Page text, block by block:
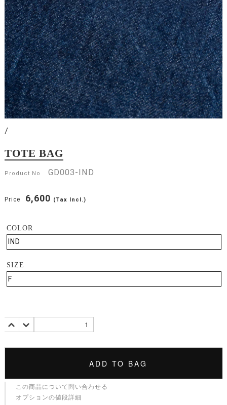
/
TOTE BAG
Product No GD003-IND
Price 6,600 (Tax Incl.)
COLOR
SIZE
ADD TO BAG
この商品について問い合わせる
オプションの値段詳細